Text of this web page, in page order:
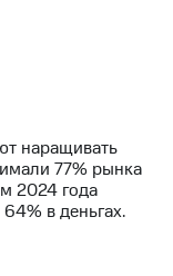
наращивать
77% рынка
2024 года
в деньгах.